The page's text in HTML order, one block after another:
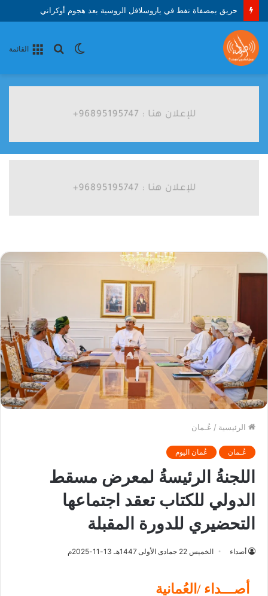
حريق بمصفاة نفط في ياروسلافل الروسية بعد هجوم أوكراني
القائمة
بحث الوضع
الرئيسية / عُـمان
عُـمان عُمان اليوم
اللجنةُ الرئيسةُ لمعرض مسقط
الدولي للكتاب تعقد اجتماعها
التحضيري للدورة المقبلة
أصداء الخميس 22 جمادى الأولى 1447هـ 13-11-2025م
أصـــداء /العُمانية